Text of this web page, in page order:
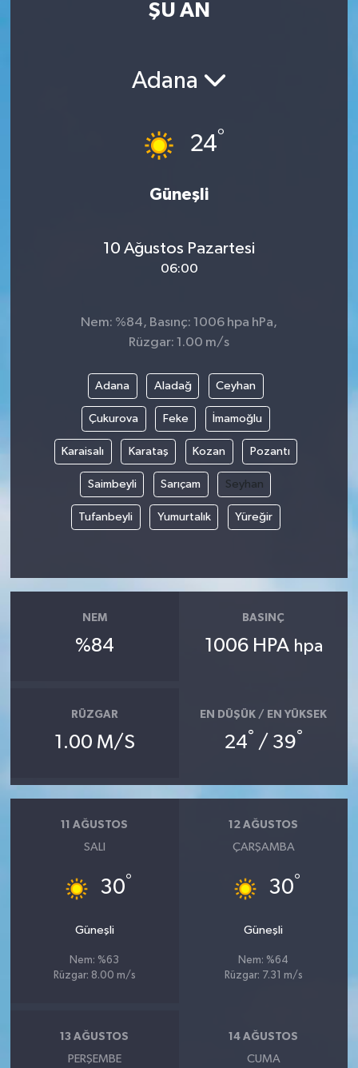
ŞU AN
Adana
24°
Güneşli
10 Ağustos Pazartesi
06:00
Nem: %84, Basınç: 1006 hpa hPa,
Rüzgar: 1.00 m/s
Adana Aladağ Ceyhan
Çukurova Feke İmamoğlu
Karaisalı Karataş Kozan Pozantı
Saimbeyli Sarıçam Seyhan
Tufanbeyli Yumurtalık Yüreğir
NEM
%84
BASINÇ
1006 HPA hpa
RÜZGAR
1.00 M/S
EN DÜŞÜK / EN YÜKSEK
24° / 39°
11 AĞUSTOS
SALI
30°
Güneşli
Nem: %63
Rüzgar: 8.00 m/s
12 AĞUSTOS
ÇARŞAMBA
30°
Güneşli
Nem: %64
Rüzgar: 7.31 m/s
13 AĞUSTOS
PERŞEMBE
14 AĞUSTOS
CUMA